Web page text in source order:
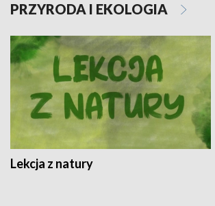
PRZYRODA I EKOLOGIA
Lekcja z natury